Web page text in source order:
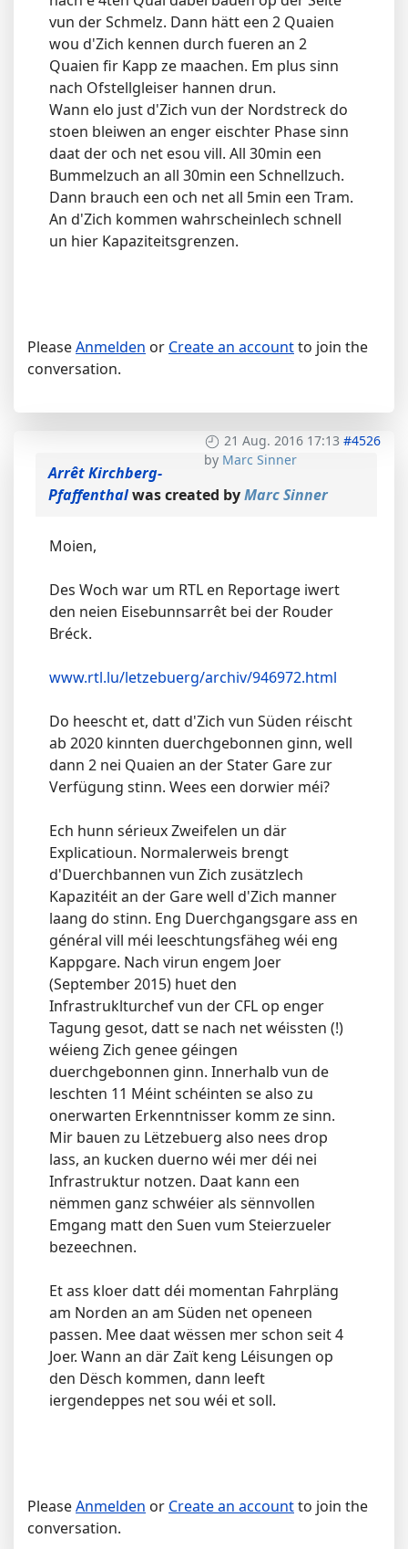
vun der Schmelz. Dann hätt een 2 Quaien
wou d'Zich kennen durch fueren an 2
Quaien fir Kapp ze maachen. Em plus sinn
nach Ofstellgleiser hannen drun.
Wann elo just d'Zich vun der Nordstreck do
stoen bleiwen an enger eischter Phase sinn
daat der och net esou vill. All 30min een
Bummelzuch an all 30min een Schnellzuch.
Dann brauch een och net all 5min een Tram.
An d'Zich kommen wahrscheinlech schnell
un hier Kapaziteitsgrenzen.
PleaseAnmelden or Create an accountto join the
conversation.
21 Aug. 2016 17:13 #4526
by Marc Sinner
Arrêt Kirchberg-
Pfaffenthalwas created byMarc Sinner
Moien,
Des Woch war um RTL en Reportage iwert
den neien Eisebunnsarrêt bei der Rouder
Bréck.
www.rtl.lu/letzebuerg/archiv/946972.html
Do heescht et, datt d'Zich vun Süden réischt
ab 2020 kinnten duerchgebonnen ginn, well
dann 2 nei Quaien an der Stater Gare zur
Verfügung stinn. Wees een dorwier méi?
Ech hunn sérieux Zweifelen un där
Explicatioun. Normalerweis brengt
d'Duerchbannen vun Zich zusätzlech
Kapazitéit an der Gare well d'Zich manner
laang do stinn. Eng Duerchgangsgare ass en
général vill méi leeschtungsfäheg wéi eng
Kappgare. Nach virun engem Joer
(September 2015) huet den
Infrastruklturchef vun der CFL op enger
Tagung gesot, datt se nach net wéissten (!)
wéieng Zich genee géingen
duerchgebonnen ginn. Innerhalb vun de
leschten 11 Méint schéinten se also zu
onerwarten Erkenntnisser komm ze sinn.
Mir bauen zu Lëtzebuerg also nees drop
lass, an kucken duerno wéi mer déi nei
Infrastruktur notzen. Daat kann een
nëmmen ganz schwéier als sënnvollen
Emgang matt den Suen vum Steierzueler
bezeechnen.
Et ass kloer datt déi momentan Fahrpläng
am Norden an am Süden net openeen
passen. Mee daat wëssen mer schon seit 4
Joer. Wann an där Zaït keng Léisungen op
den Dësch kommen, dann leeft
iergendeppes net sou wéi et soll.
PleaseAnmelden or Create an accountto join the
conversation.